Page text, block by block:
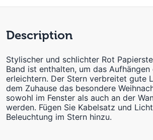
Description
Stylischer und schlichter Rot
Band ist enthalten, um das Aufhängen
erleichtern. Der Stern verbreitet gute
dem Zuhause das besondere
sowohl im Fenster als auch an der
werden. Fügen Sie Kabelsatz und
Beleuchtung im Stern hinzu.